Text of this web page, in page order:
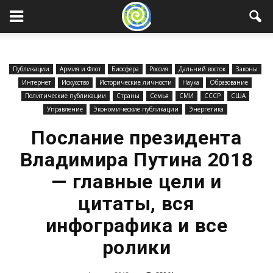
Публикации Армия и Флот Биосфера Россия Дальний восток
Законы
Интернет
Искусство Исторические личности Наука
Образование
Политические публикации
Страны Семья СМИ СССР
США
Управление
Экономические публикации Энергетика
Послание президента
Владимира Путина 2018
— главные цели и
цитаты, вся
инфографика и все
ролики